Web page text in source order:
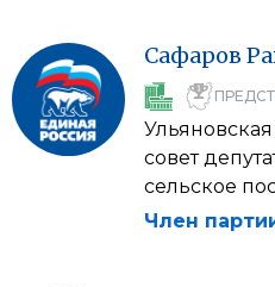
Сафаров
Ульяновская
совет
сельское
Член